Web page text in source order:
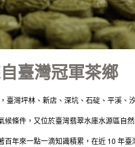
臺灣冠軍茶鄉
臺灣坪林、新店、深坑、石碇、平溪、
條件，又位於臺灣翡翠水庫水源區自
百年來一點一滴知識積累，在近 10 年臺